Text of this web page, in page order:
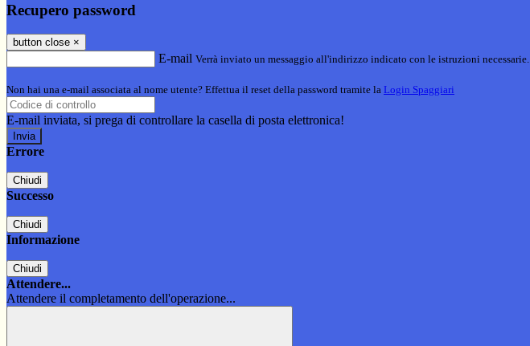
Recupero password
button close ×
E-mail Verrà inviato un messaggio all'indirizzo indicato con le istruzioni necessarie.
Non hai una e-mail associata al nome utente? Effettua il reset della password tramite la Login Spaggiari
E-mail inviata, si prega di controllare la casella di posta elettronica!
Errore
Chiudi
Successo
Chiudi
Informazione
Chiudi
Attendere...
Attendere il completamento dell'operazione...